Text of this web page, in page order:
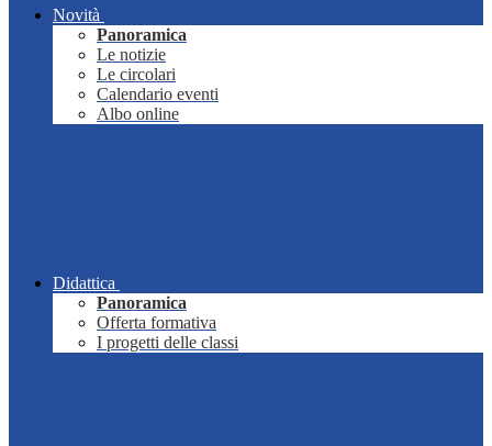
Novità
Panoramica
Le notizie
Le circolari
Calendario eventi
Albo online
Didattica
Panoramica
Offerta formativa
I progetti delle classi